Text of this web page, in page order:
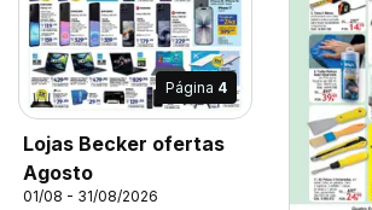
Página 4
Lojas Becker ofertas
Agosto
01/08 - 31/08/2026